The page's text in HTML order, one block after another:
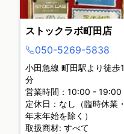
ストックラボ町田店
050-5269-5838
小田急線 町田駅より徒歩1
分
営業時間：10:00 - 19:00
定休日：なし（臨時休業・
年末年始を除く）
取扱商材: すべて